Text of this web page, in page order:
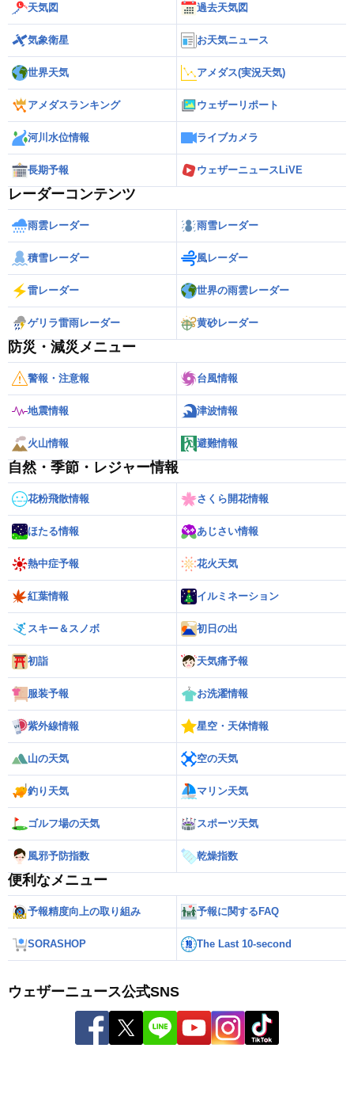
天気図 過去天気図
気象衛星 お天気ニュース
世界天気 アメダス(実況天気)
アメダスランキング ウェザーリポート
河川水位情報 ライブカメラ
長期予報 ウェザーニュースLiVE
レーダーコンテンツ
雨雲レーダー 雨雪レーダー
積雪レーダー 風レーダー
雷レーダー 世界の雨雲レーダー
ゲリラ雷雨レーダー 黄砂レーダー
防災・減災メニュー
警報・注意報 台風情報
地震情報 津波情報
火山情報 避難情報
自然・季節・レジャー情報
花粉飛散情報 さくら開花情報
ほたる情報 あじさい情報
熱中症予報 花火天気
紅葉情報 イルミネーション
スキー＆スノボ 初日の出
初詣 天気痛予報
服装予報 お洗濯情報
紫外線情報 星空・天体情報
山の天気 空の天気
釣り天気 マリン天気
ゴルフ場の天気 スポーツ天気
風邪予防指数 乾燥指数
便利なメニュー
予報精度向上の取り組み 予報に関するFAQ
SORASHOP The Last 10-second
ウェザーニュース公式SNS